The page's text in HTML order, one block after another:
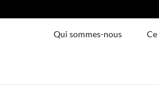
Qui sommes-nous